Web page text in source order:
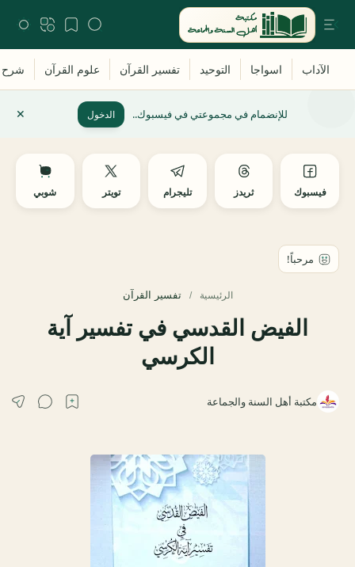
للإنضمام في مجموعتي في فيسبوك.. الدخول
فيسبوك ثريدز تليجرام تويتر شوبي
الرئيسية تفسير القرآن
الفيض القدسي في تفسير آية
الكرسي